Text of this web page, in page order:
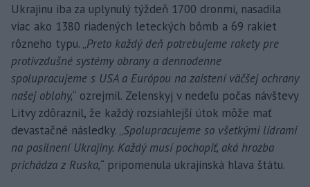
Ukrajinu iba za uplynulý týždeň 1700 dronmi, nasadila
viac ako 1380 riadených leteckých bômb a 69 rakiet
rôzneho typu. „Preto každý deň potrebujeme rakety pre
protivzdušné systémy obrany a dennodenne
spolupracujeme s USA a Európou na zaistení väčšej ochrany
našej oblohy,“ ozrejmil. Zelenskyj v nedeľu počas návštevy
Litvy zdôraznil, že každý rozsiahlejší útok môže mať
devastačné následky. „Spolupracujeme so všetkými lídrami
na posilnení Ukrajiny. Každý musí pochopiť, aká hrozba
prichádza z Ruska,“ pripomenula ukrajinská hlava štátu.